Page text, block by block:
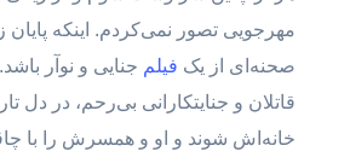
مهرجویی تصور نمی‌کردم. اینکه پایان
صحنه‌ای از یک فیلم جنایی و نوآر
قاتلان و جنایتکارانی بی‌رحم، در دل
خانه‌اش شوند و او و همسرش را با